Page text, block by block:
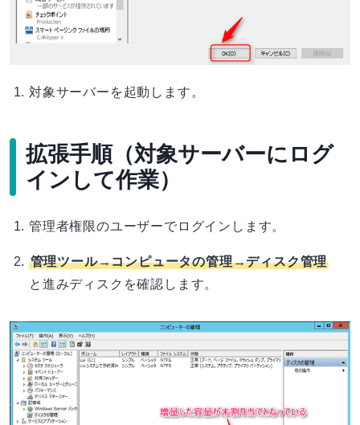
対象サーバーを起動します。
拡張手順（対象サーバーにログ
インして作業）
管理者権限のユーザーでログインします。
管理ツール→コンピュータの管理→ディスク管理
と進みディスクを確認します。